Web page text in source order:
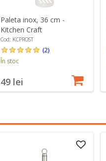
Paleta inox, 36 cm -
Kitchen Craft
Cod: KCPROST
(2)
În stoc
49 lei